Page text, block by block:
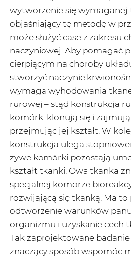
wytworzenie się wymaganej
objaśniający tę metodę w
może służyć case z zakresu
naczyniowej. Aby pomagać
cierpiącym na choroby
stworzyć naczynie
wymaga wyhodowania
rurowej – stąd konstrukcja
komórki klonują się i
przejmując jej kształt. W
konstrukcja ulega
żywe komórki pozostają
kształt tkanki. Owa tkanka
specjalnej komorze
rozwijającą się tkanką. Ma to
odtworzenie warunków
organizmu i uzyskanie cech
Tak zaprojektowane
znaczący sposób wspomóc